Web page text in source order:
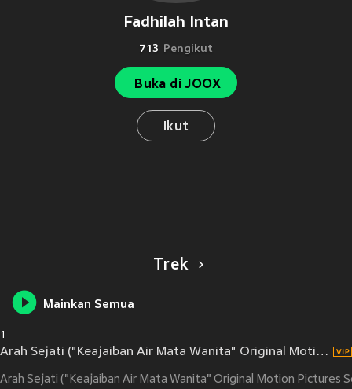
Fadhilah Intan
713 Pengikut
Buka di JOOX
Ikut
Trek
Mainkan Semua
1
Arah Sejati ("Keajaiban Air Mata Wanita" Original Motion Pictures Soundtrack)
Arah Sejati ("Keajaiban Air Mata Wanita" Original Motion Pictures